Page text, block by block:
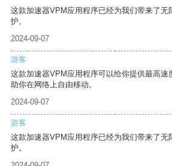
这款加速器VPM应用程序已经为我们带来了无
护。
2024-09-07
游客
这款加速器VPM应用程序可以给你提供最高速
助你在网络上自由移动。
2024-09-07
游客
这款加速器VPM应用程序已经为我们带来了无
护。